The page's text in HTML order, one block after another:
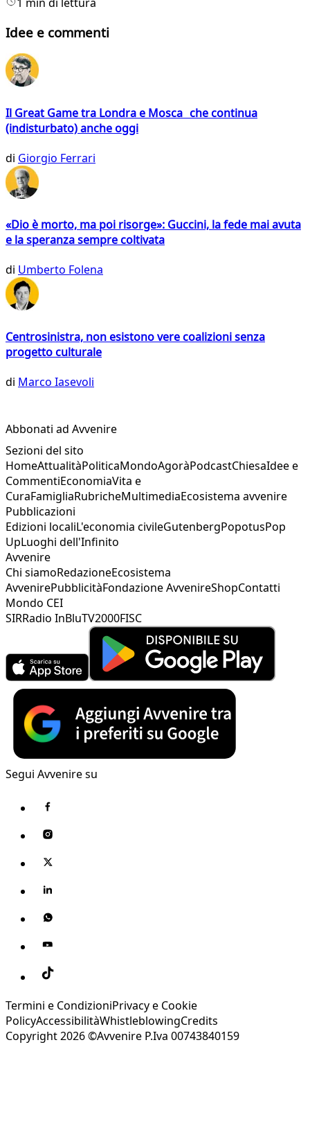
Idee e commenti
Il Great Game tra Londra e Mosca che continua
(indisturbato) anche oggi
di Giorgio Ferrari
«Dio è morto, ma poi risorge»: Guccini, la fede mai avuta
e la speranza sempre coltivata
di Umberto Folena
Centrosinistra, non esistono vere coalizioni senza
progetto culturale
di Marco Iasevoli
Abbonati ad Avvenire
Sezioni del sito
HomeAttualitàPoliticaMondoAgoràPodcastChiesaIdee e
CommentiEconomiaVita e
CuraFamigliaRubricheMultimediaEcosistema avvenire
Pubblicazioni
Edizioni localiL'economia civileGutenbergPopotusPop
UpLuoghi dell'Infinito
Avvenire
Chi siamoRedazioneEcosistema
AvvenirePubblicitàFondazione AvvenireShopContatti
Mondo CEI
SIRRadio InBluTV2000FISC
Segui Avvenire su
Termini e CondizioniPrivacy e Cookie
PolicyAccessibilitàWhistleblowingCredits
Copyright 2026 ©Avvenire P.Iva 00743840159